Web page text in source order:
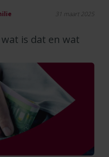
31 maart 2025
is dat en wat